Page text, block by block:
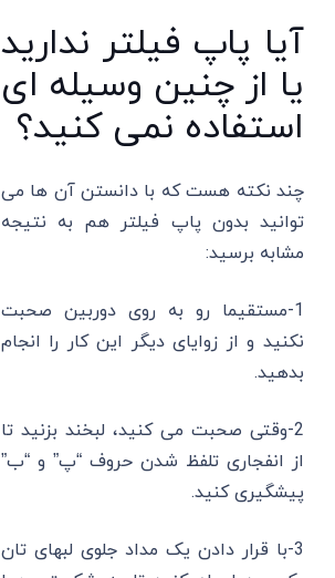
آیا پاپ فیلتر ندارید
یا از چنین وسیله ای
استفاده نمی کنید؟
چند نکته هست که با دانستن آن ها می
توانید بدون پاپ فیلتر هم به نتیجه
مشابه برسید:
1-مستقیما رو به روی دوربین صحبت
نکنید و از زوایای دیگر این کار را انجام
بدهید.
2-وقتی صحبت می کنید، لبخند بزنید تا
از انفجاری تلفظ شدن حروف “پ” و “ب”
پیشگیری کنید.
3-با قرار دادن یک مداد جلوی لبهای تان